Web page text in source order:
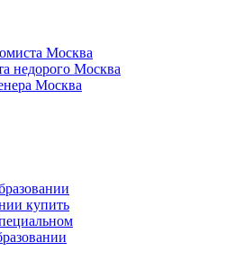
Москва
недорого Москва
Москва
купить